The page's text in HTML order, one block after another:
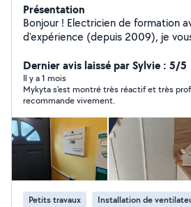
Présentation
Bonjour ! Electricien de formation
d'expérience (depuis 2009), je
électroménager et informatique.
garantis un travail soigné et rapide. Mes domaines de
compétences : Électricité :
dépannage, installation de
aux normes. Électroménager :
appareils Informatique : Réparation d'ordinateurs,
installation de logiciels et
bricolage : Montage de meubles
à domicile. Qualifications : Diplôme d'Ingénieur
Électricien (Ukraine). Titre
Dernier avis laissé par Sylvie : 5/5
Il y a 1 mois
Mykyta s'est montré très réactif et très
recommande vivement.
Petits travaux Installation de